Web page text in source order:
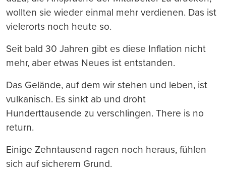
wollten sie wieder einmal mehr verdienen. Das ist
vielerorts noch heute so.
Seit bald 30 Jahren gibt es diese Inflation nicht
mehr, aber etwas Neues ist entstanden.
Das Gelände, auf dem wir stehen und leben, ist
vulkanisch. Es sinkt ab und droht
Hunderttausende zu verschlingen. There is no
return.
Einige Zehntausend ragen noch heraus, fühlen
sich auf sicherem Grund.